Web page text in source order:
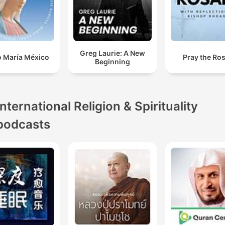
María México
Greg Laurie: A New
Beginning
Pray the
Religion & Spirituality